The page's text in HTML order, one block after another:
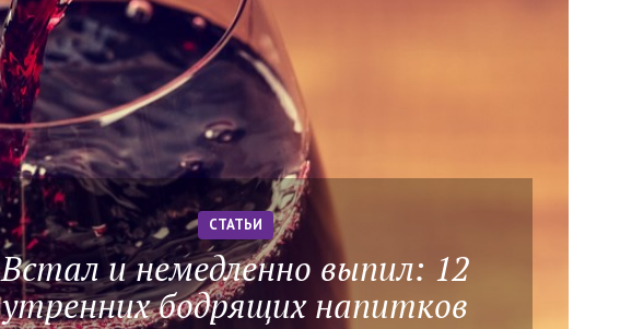
СТАТЬИ
Встал и немедленно выпил: 12
утренних бодрящих напитков